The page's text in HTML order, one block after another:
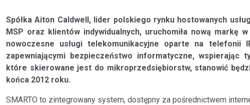
Spółka Aiton Caldwell, lider polskiego rynku hostowanych
MSP oraz klientów indywidualnych, uruchomiła nową markę
nowoczesne usługi telekomunikacyjne oparte na telefonii
zapewniającymi bezpieczeństwo informatyczne, wspierając
które skierowane jest do mikroprzedsiębiorstw, stanowić
końca 2012 roku.
SMARTO to zintegrowany system, dostępny za pośrednictwem